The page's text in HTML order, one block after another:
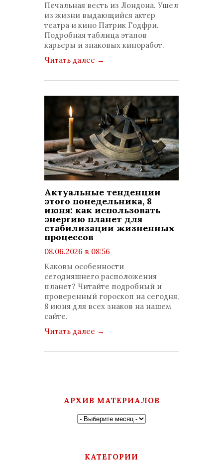
Печальная весть из Лондона. Ушел
из жизни выдающийся актер
театра и кино Патрик Годфри.
Подробная таблица этапов
карьеры и знаковых киноработ.
Читать далее →
Актуальные тенденции
этого понедельника, 8
июня: как использовать
энергию планет для
стабилизации жизненных
процессов
08.06.2026 в 08:56
просмотров: 482
комментариев: 0
Каковы особенности
сегодняшнего расположения
планет? Читайте подробный и
проверенный гороскоп на сегодня,
8 июня для всех знаков на нашем
сайте.
Читать далее →
АРХИВ МАТЕРИАЛОВ
КАТЕГОРИИ